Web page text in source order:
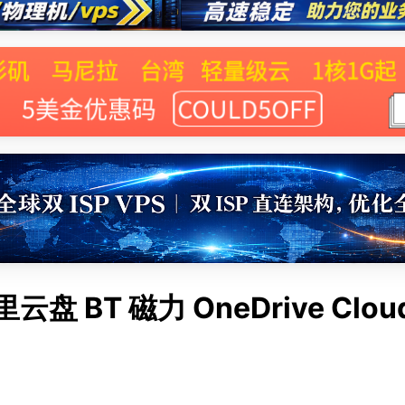
云盘 BT 磁力 OneDrive